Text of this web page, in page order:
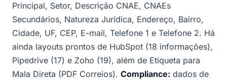
Principal, Setor, Descrição CNAE, CNAEs
Secundários, Natureza Jurídica, Endereço, Bairro,
Cidade, UF, CEP, E-mail, Telefone 1 e Telefone 2. Há
ainda layouts prontos de HubSpot (18 informações),
Pipedrive (17) e Zoho (19), além de Etiqueta para
Mala Direta (PDF Correios). Compliance: dados de